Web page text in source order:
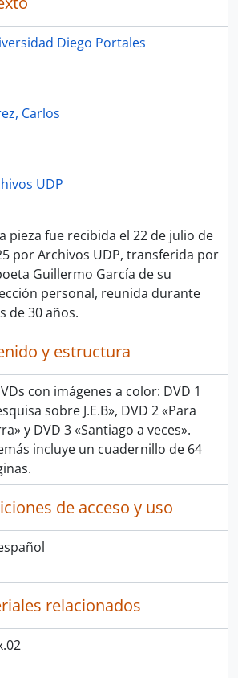
Diego Portales
Carlos
UDP
pieza fue recibida el 22 de julio de
por Archivos UDP, transferida por
Guillermo García de su
personal, reunida durante
de 30 años.
y estructura
con imágenes a color: DVD 1
sobre J.E.B», DVD 2 «Para
y DVD 3 «Santiago a veces».
incluye un cuadernillo de 64
de acceso y uso
relacionados